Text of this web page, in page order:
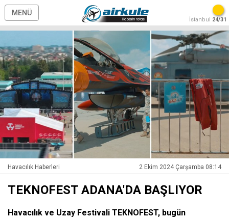
MENÜ
İstanbul 24/31
Havacılık Haberleri 2 Ekim 2024 Çarşamba 08:14
TEKNOFEST ADANA'DA BAŞLIYOR
Havacılık ve Uzay Festivali TEKNOFEST, bugün